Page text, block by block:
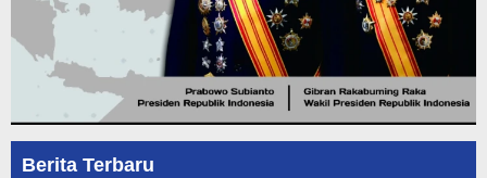
Berita Terbaru